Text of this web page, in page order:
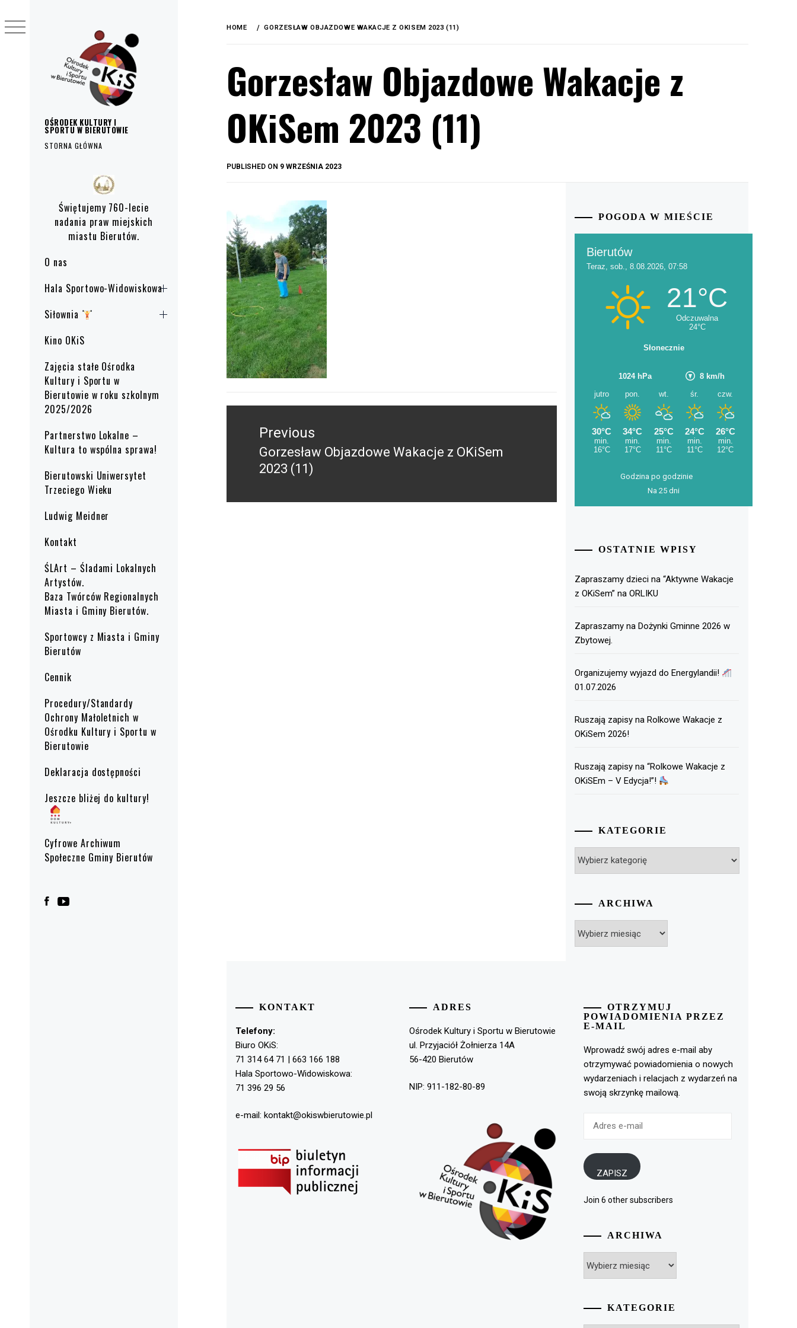
OŚRODEK KULTURY I
SPORTU W BIERUTOWIE
STORNA GŁÓWNA
Świętujemy 760-lecie
nadania praw miejskich
miastu Bierutów.
O nas
Hala Sportowo-Widowiskowa
Siłownia
Kino OKiS
Zajęcia stałe Ośrodka
Kultury i Sportu w
Bierutowie w roku szkolnym
2025/2026
Partnerstwo Lokalne –
Kultura to wspólna sprawa!
Bierutowski Uniwersytet
Trzeciego Wieku
Ludwig Meidner
Kontakt
ŚLArt – Śladami Lokalnych
Artystów.
Baza Twórców Regionalnych
Miasta i Gminy Bierutów.
Sportowcy z Miasta i Gminy
Bierutów
Cennik
Procedury/Standardy
Ochrony Małoletnich w
Ośrodku Kultury i Sportu w
Bierutowie
Deklaracja dostępności
Jeszcze bliżej do kultury!
Cyfrowe Archiwum
Społeczne Gminy Bierutów
HOME GORZESŁAW OBJAZDOWE WAKACJE Z OKISEM 2023 (11)
Gorzesław Objazdowe Wakacje z
OKiSem 2023 (11)
PUBLISHED ON 9 WRZEŚNIA 2023
wpisuPrevious
Previous
post:
Gorzesław Objazdowe Wakacje z OKiSem
2023 (11)
POGODA W MIEŚCIE
Godzina po godzinie
Na 25 dni
OSTATNIE WPISY
Zapraszamy dzieci na “Aktywne Wakacje
z OKiSem” na ORLIKU
Zapraszamy na Dożynki Gminne 2026 w
Zbytowej.
Organizujemy wyjazd do Energylandii!
01.07.2026
Ruszają zapisy na Rolkowe Wakacje z
OKiSem 2026!
Ruszają zapisy na “Rolkowe Wakacje z
OKiSEm – V Edycja!”!
KATEGORIE
ARCHIWA
KONTAKT
Telefony:
Biuro OKiS:
71 314 64 71 | 663 166 188
Hala Sportowo-Widowiskowa:
71 396 29 56
e-mail: kontakt@okiswbierutowie.pl
ADRES
Ośrodek Kultury i Sportu w Bierutowie
ul. Przyjaciół Żołnierza 14A
56-420 Bierutów
NIP: 911-182-80-89
OTRZYMUJ
POWIADOMIENIA PRZEZ
E-MAIL
Wprowadź swój adres e-mail aby
otrzymywać powiadomienia o nowych
wydarzeniach i relacjach z wydarzeń na
swoją skrzynkę mailową.
ZAPISZ
Join 6 other subscribers
ARCHIWA
KATEGORIE